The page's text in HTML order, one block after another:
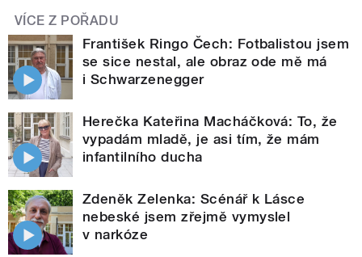
VÍCE Z POŘADU
František Ringo Čech: Fotbalistou jsem
se sice nestal, ale obraz ode mě má
i Schwarzenegger
Herečka Kateřina Macháčková: To, že
vypadám mladě, je asi tím, že mám
infantilního ducha
Zdeněk Zelenka: Scénář k Lásce
nebeské jsem zřejmě vymyslel
v narkóze